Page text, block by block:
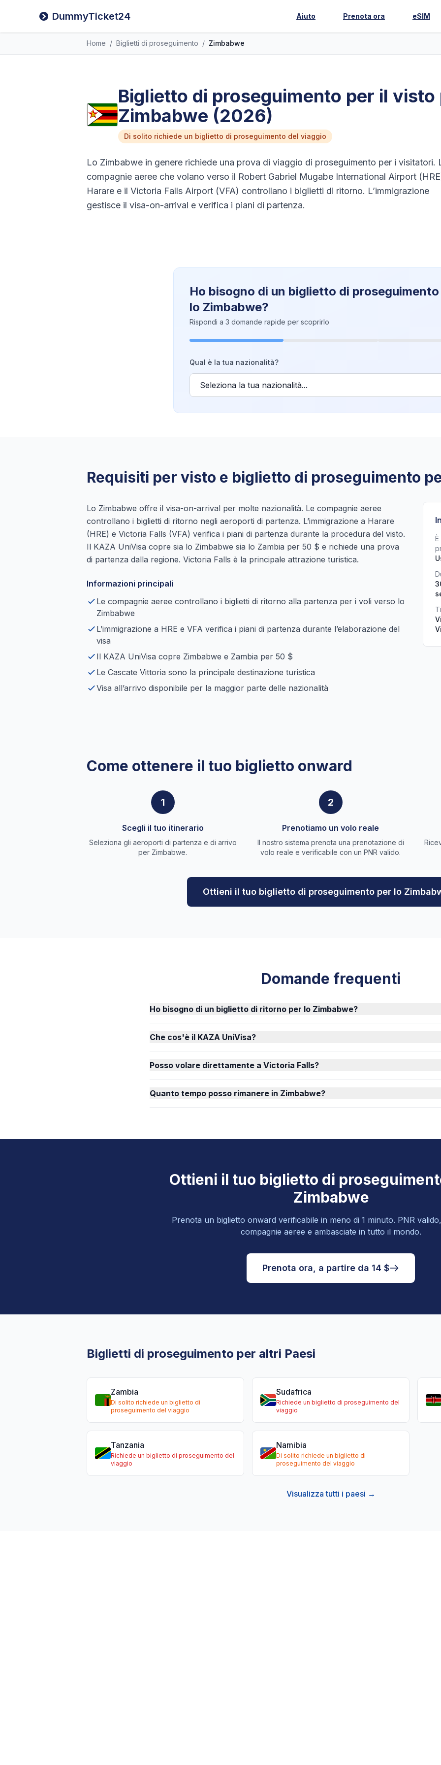
DummyTicket24 Aiuto Prenota ora eSIM
Home / Biglietti di proseguimento / Zimbabwe
Biglietto di proseguimento per il visto
Zimbabwe (2026)
Di solito richiede un biglietto di proseguimento del viaggio
Lo Zimbabwe in genere richiede una prova di viaggio di proseguimento per i visitatori.
compagnie aeree che volano verso il Robert Gabriel Mugabe International Airport
Harare e il Victoria Falls Airport (VFA) controllano i biglietti di ritorno. L’immigrazione
gestisce il visa-on-arrival e verifica i piani di partenza.
Ho bisogno di un biglietto di
lo Zimbabwe?
Rispondi a 3 domande rapide per scoprirlo
Qual è la tua nazionalità?
Requisiti per visto e biglietto di proseguimento
Lo Zimbabwe offre il visa-on-arrival per molte nazionalità. Le compagnie aeree
controllano i biglietti di ritorno negli aeroporti di partenza. L’immigrazione a Harare
(HRE) e Victoria Falls (VFA) verifica i piani di partenza durante la procedura del visto.
Il KAZA UniVisa copre sia lo Zimbabwe sia lo Zambia per 50 $ e richiede una prova
di partenza dalla regione. Victoria Falls è la principale attrazione turistica.
Informazioni principali
Le compagnie aeree controllano i biglietti di ritorno alla partenza per i voli verso lo
Zimbabwe
L’immigrazione a HRE e VFA verifica i piani di partenza durante l’elaborazione del
visa
Il KAZA UniVisa copre Zimbabwe e Zambia per 50 $
Le Cascate Vittoria sono la principale destinazione turistica
Visa all’arrivo disponibile per la maggior parte delle nazionalità
Come ottenere il tuo biglietto onward
1
Scegli il tuo itinerario
Seleziona gli aeroporti di partenza e di arrivo
per Zimbabwe.
2
Prenotiamo un volo reale
Il nostro sistema prenota una prenotazione di
volo reale e verificabile con un PNR valido.
Ottieni il tuo biglietto di proseguimento per lo
Domande frequenti
Ho bisogno di un biglietto di ritorno per lo Zimbabwe?
Che cos'è il KAZA UniVisa?
Posso volare direttamente a Victoria Falls?
Quanto tempo posso rimanere in Zimbabwe?
Ottieni il tuo biglietto di
Zimbabwe
Prenota un biglietto onward verificabile in meno di 1 minuto. PNR
compagnie aeree e ambasciate in tutto il mondo.
Prenota ora, a partire da 14 $
Biglietti di proseguimento per altri Paesi
Zambia
Di solito richiede un biglietto di
proseguimento del viaggio
Sudafrica
Richiede un biglietto di proseguimento del
viaggio
Tanzania
Richiede un biglietto di proseguimento del
viaggio
Namibia
Di solito richiede un biglietto di
proseguimento del viaggio
Visualizza tutti i paesi →